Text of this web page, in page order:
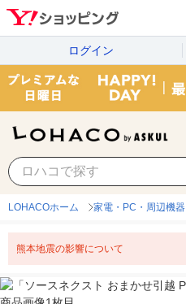
ログイン
LOHACOホーム 家電・PC・周辺機器
熊本地震の影響について